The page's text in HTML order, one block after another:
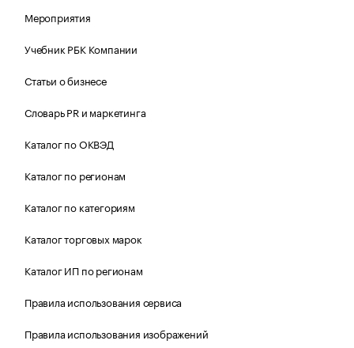
Мероприятия
Учебник РБК Компании
Статьи о бизнесе
Словарь PR и маркетинга
Каталог по ОКВЭД
Каталог по регионам
Каталог по категориям
Каталог торговых марок
Каталог ИП по регионам
Правила использования сервиса
Правила использования изображений